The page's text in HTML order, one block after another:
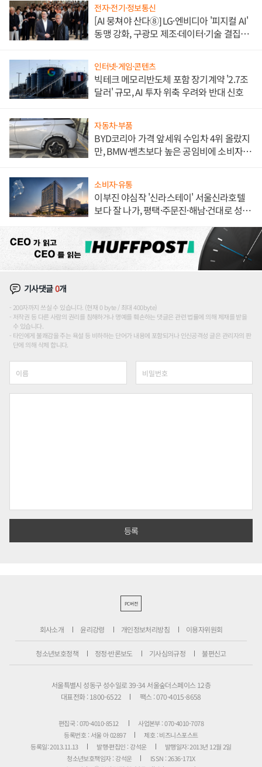
전자·전기·정보통신
[AI 뭉쳐야 산다⑧] LG·엔비디아 '피지컬 AI'
동맹 강화, 구광모 제조·데이터·기술 결집
인터넷·게임·콘텐츠
빅테크 메모리반도체 포함 장기계약 '2.7조
달러' 규모, AI 투자 위축 우려와 반대 신호
자동차·부품
BYD코리아 가격 앞세워 수입차 4위 올랐지
만, BMW·벤츠보다 높은 공임비에 소비자
소비자·유통
이부진 야심작 '신라스테이' 서울신라호텔
보다 잘 나가, 평택·주문진·해남·건대로 성
기사댓글0개
200자까지 쓰실 수 있습니다. (현재 0 byte / 최대 400byte)
저작권 등 다른 사람의 권리를 침해하거나 명예를 훼손하는 댓글은 관련 법률에 의해 제재를 받을
수 있습니다.
타인에게 불쾌감을 주는 욕설 등 비하하는 단어가 내용에 포함되거나 인신공격성 글은 관리자의 판
단에 의해 삭제 합니다.
PC버전
회사소개 윤리강령 개인정보처리방침 이용자위원회
청소년보호정책 정정·반론보도 기사심의규정 불편신고
서울특별시 성동구 성수일로 39-34 서울숲더스페이스 12층
대표전화 : 1800-6522
팩스 : 070-4015-8658
편집국 : 070-4010-8512
사업본부 : 070-4010-7078
등록번호 : 서울 아 02897
제호 : 비즈니스포스트
등록일: 2013.11.13
발행·편집인 : 강석운
발행일자: 2013년 12월 2일
청소년보호책임자 : 강석운
ISSN : 2636-171X